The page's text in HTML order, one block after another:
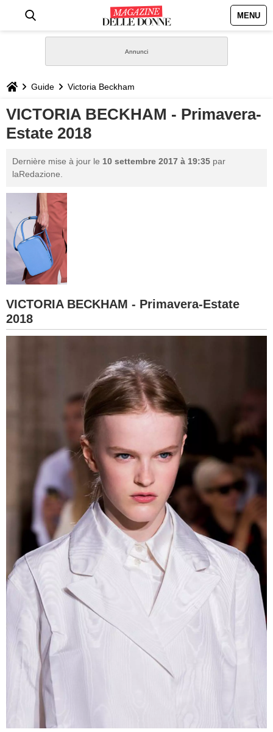
MENU
STILE
BIOGRAFIE
DEFINIZIONI
GASTRONOMIA
CAPELLI
SESSO
DIETA
Guide Victoria Beckham
VICTORIA BECKHAM - Primavera-
Estate 2018
Dernière mise à jour le 10 settembre 2017 à 19:35 par
laRedazione.
VICTORIA BECKHAM - Primavera-Estate
2018